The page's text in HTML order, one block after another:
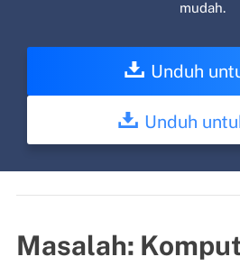
mudah.
Unduh
Unduh
Masalah: